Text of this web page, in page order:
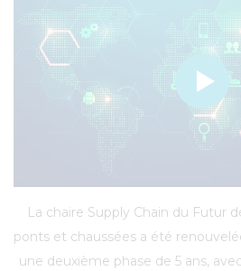
La chaire Supply Chain du Futur
ponts et chaussées a été
une deuxième phase de 5 ans,